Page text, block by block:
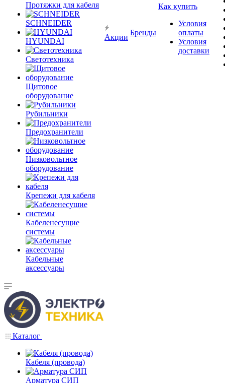
Протяжки для кабеля
SCHNEIDER
HYUNDAI
Светотехника
Щитовое
оборудование
Рубильники
Предохранители
Низковольтное
оборудование
Крепежи для кабеля
Кабеленесущие
системы
Кабельные
аксессуары
Акции
Бренды
Как купить
Условия
оплаты
Условия
доставки
Каталог
Кабеля (провода)
Арматура СИП